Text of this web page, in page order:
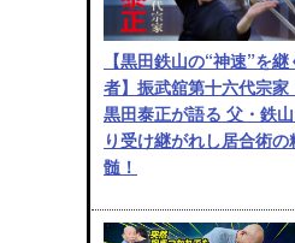
【黒田鉄山の“神速”を継
者】振武舘第十六代宗家
黒田泰正が語る 父・鉄
り受け継がれし居合術の
髄！